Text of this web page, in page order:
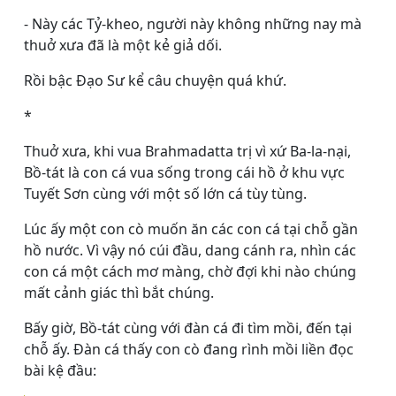
- Này các Tỷ-kheo, người này không những nay mà
thuở xưa đã là một kẻ giả dối.
Rồi bậc Ðạo Sư kể câu chuyện quá khứ.
*
Thuở xưa, khi vua Brahmadatta trị vì xứ Ba-la-nại,
Bồ-tát là con cá vua sống trong cái hồ ở khu vực
Tuyết Sơn cùng với một số lớn cá tùy tùng.
Lúc ấy một con cò muốn ăn các con cá tại chỗ gần
hồ nước. Vì vậy nó cúi đầu, dang cánh ra, nhìn các
con cá một cách mơ màng, chờ đợi khi nào chúng
mất cảnh giác thì bắt chúng.
Bấy giờ, Bồ-tát cùng với đàn cá đi tìm mồi, đến tại
chỗ ấy. Ðàn cá thấy con cò đang rình mồi liền đọc
bài kệ đầu: